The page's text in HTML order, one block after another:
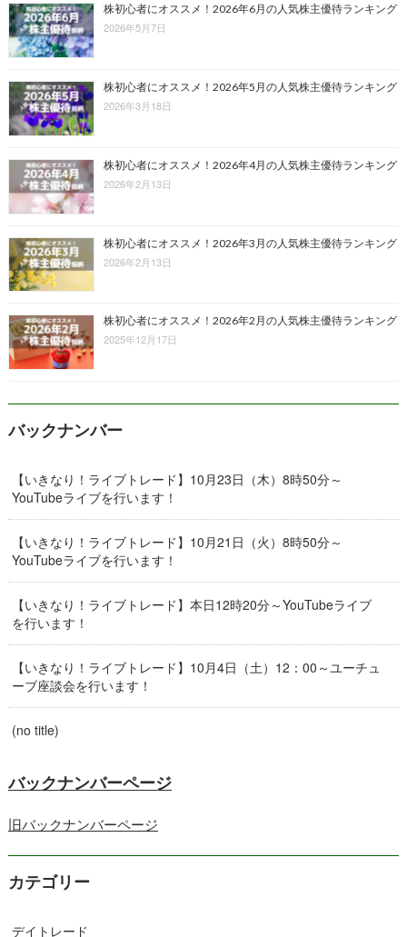
株初心者にオススメ！2026年6月の人気株主優待ランキング
2026年5月7日
株初心者にオススメ！2026年5月の人気株主優待ランキング
2026年3月18日
株初心者にオススメ！2026年4月の人気株主優待ランキング
2026年2月13日
株初心者にオススメ！2026年3月の人気株主優待ランキング
2026年2月13日
株初心者にオススメ！2026年2月の人気株主優待ランキング
2025年12月17日
バックナンバー
【いきなり！ライブトレード】10月23日（木）8時50分～
YouTubeライブを行います！
【いきなり！ライブトレード】10月21日（火）8時50分～
YouTubeライブを行います！
【いきなり！ライブトレード】本日12時20分～YouTubeライブ
を行います！
【いきなり！ライブトレード】10月4日（土）12：00～ユーチュ
ーブ座談会を行います！
(no title)
バックナンバーページ
旧バックナンバーページ
カテゴリー
デイトレード